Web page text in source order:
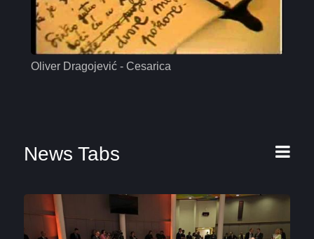
Oliver Dragojević - Cesarica
News Tabs